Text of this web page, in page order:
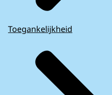
Toegankelijkheid